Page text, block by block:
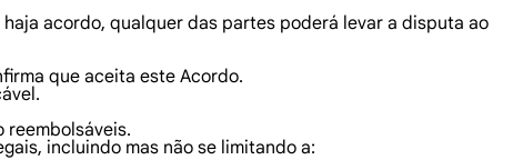
acordo, qualquer das partes poderá levar a disputa ao
que aceita este Acordo.
reembolsáveis.
incluindo mas não se limitando a: